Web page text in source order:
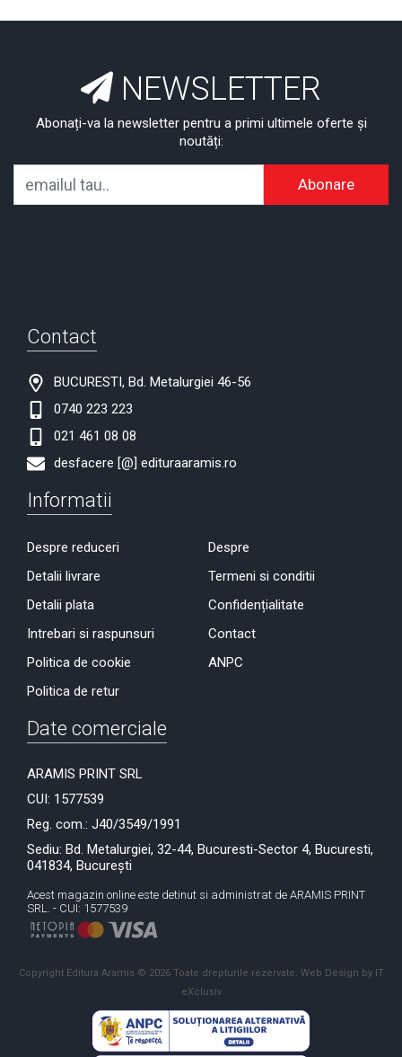
NEWSLETTER
Abonați-va la newsletter pentru a primi ultimele oferte și
noutăți:
Abonare
Contact
BUCURESTI, Bd. Metalurgiei 46-56
0740 223 223
021 461 08 08
desfacere [@] edituraaramis.ro
Informatii
Despre reduceri
Detalii livrare
Detalii plata
Intrebari si raspunsuri
Politica de cookie
Politica de retur
Despre
Termeni si conditii
Confidențialitate
Contact
ANPC
Date comerciale
ARAMIS PRINT SRL
CUI: 1577539
Reg. com.: J40/3549/1991
Sediu: Bd. Metalurgiei, 32-44, Bucuresti-Sector 4, Bucuresti,
041834, București
Acest magazin online este detinut si administrat de ARAMIS PRINT
SRL. - CUI: 1577539
Copyright Editura Aramis © 2026 Toate drepturile rezervate. Web Design by IT
eXclusiv